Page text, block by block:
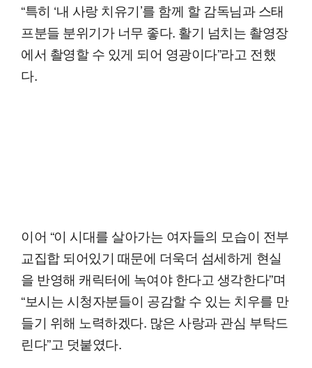
“특히 ‘내 사랑 치유기’를 함께 할 감독님과 스태
프분들 분위기가 너무 좋다. 활기 넘치는 촬영장
에서 촬영할 수 있게 되어 영광이다”라고 전했
다.
이어 “이 시대를 살아가는 여자들의 모습이 전부
교집합 되어있기 때문에 더욱더 섬세하게 현실
을 반영해 캐릭터에 녹여야 한다고 생각한다”며
“보시는 시청자분들이 공감할 수 있는 치우를 만
들기 위해 노력하겠다. 많은 사랑과 관심 부탁드
린다”고 덧붙였다.